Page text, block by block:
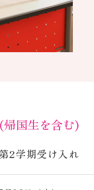
国生を含む)
2学期受け入れ